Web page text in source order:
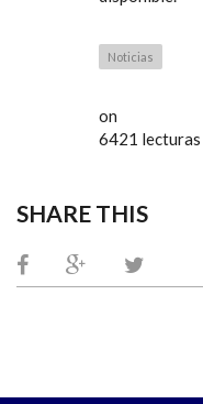
Noticias
on
6421 lecturas
SHARE THIS